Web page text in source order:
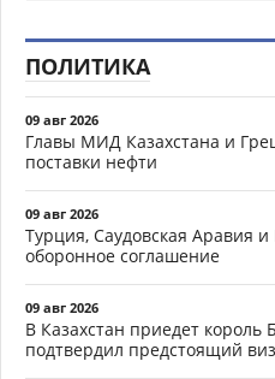
ПОЛИТИКА
09 авг 2026
Главы МИД Казахстана и
поставки нефти
09 авг 2026
Турция, Саудовская Аравия
оборонное соглашение
09 авг 2026
В Казахстан приедет король
подтвердил предстоящий